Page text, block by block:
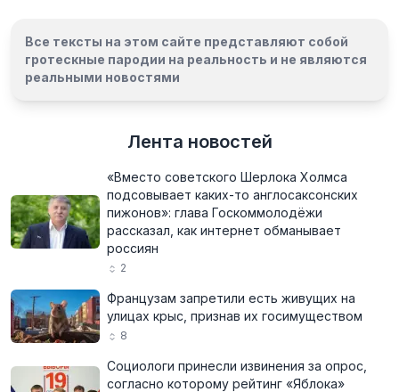
Все тексты на этом сайте представляют собой
гротескные пародии на реальность и не являются
реальными новостями
Лента новостей
«Вместо советского Шерлока Холмса
подсовывает каких-то англосаксонских
пижонов»: глава Госкоммолодёжи
рассказал, как интернет обманывает
россиян
2
Французам запретили есть живущих на
улицах крыс, признав их госимуществом
8
Социологи принесли извинения за опрос,
согласно которому рейтинг «Яблока»